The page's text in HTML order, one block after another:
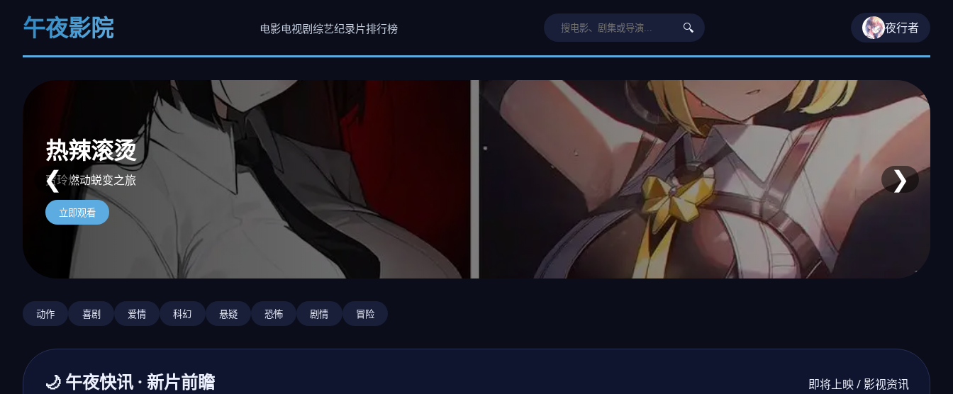
午夜影院 电影电视剧综艺纪录片排行榜 🔍 夜行者
阿凡达：水之道
重返潘多拉海洋史诗
立即观看
热辣滚烫
贾玲燃动蜕变之旅
立即观看
沙丘2
天选之子复仇史诗
立即观看
❮ ❯
动作 喜剧 爱情 科幻 悬疑 恐怖 剧情 冒险
🌙 午夜快讯 · 新片前瞻 即将上映 / 影视资讯